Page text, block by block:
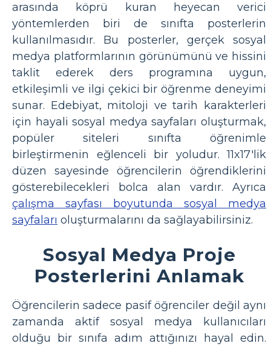
arasında köprü kuran heyecan verici
yöntemlerden biri de sınıfta posterlerin
kullanılmasıdır. Bu posterler, gerçek sosyal
medya platformlarının görünümünü ve hissini
taklit ederek ders programına uygun,
etkileşimli ve ilgi çekici bir öğrenme deneyimi
sunar. Edebiyat, mitoloji ve tarih karakterleri
için hayali sosyal medya sayfaları oluşturmak,
popüler siteleri sınıfta öğrenimle
birleştirmenin eğlenceli bir yoludur. 11x17'lik
düzen sayesinde öğrencilerin öğrendiklerini
gösterebilecekleri bolca alan vardır. Ayrıca
çalışma sayfası boyutunda sosyal medya
sayfaları oluşturmalarını da sağlayabilirsiniz.
Sosyal Medya Proje
Posterlerini Anlamak
Öğrencilerin sadece pasif öğrenciler değil aynı
zamanda aktif sosyal medya kullanıcıları
olduğu bir sınıfa adım attığınızı hayal edin.